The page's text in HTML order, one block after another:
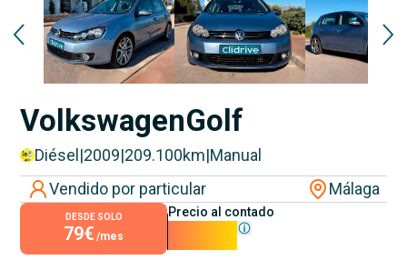
VolkswagenGolf
Diésel |2009|209.100km|Manual
Vendido por particular
Málaga
DESDE SOLO
79€ /mes
Precio al contado